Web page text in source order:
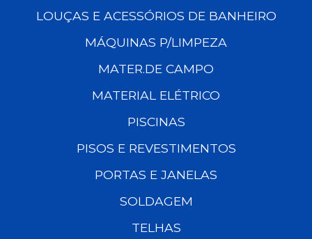
LOUÇAS E ACESSÓRIOS DE BANHEIRO
MÁQUINAS P/LIMPEZA
MATER.DE CAMPO
MATERIAL ELÉTRICO
PISCINAS
PISOS E REVESTIMENTOS
PORTAS E JANELAS
SOLDAGEM
TELHAS